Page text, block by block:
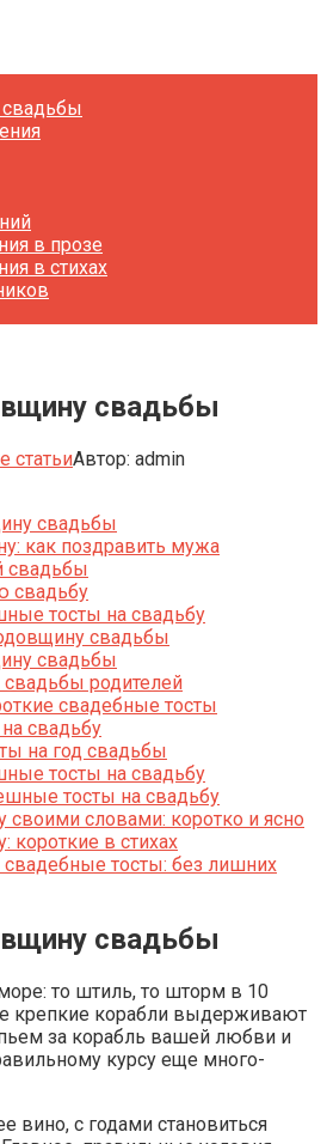
в прозе
в стихах
свадьбы
статьиАвтор: admin
свадьбы
как поздравить мужа
свадьбы
свадьбу
тосты на свадьбу
свадьбы
свадьбы
родителей
свадебные тосты
свадьбу
на год свадьбы
тосты на свадьбу
тосты на свадьбу
своими словами: коротко и ясно
короткие в стихах
тосты: без лишних
свадьбы
то штиль, то шторм в 10
крепкие корабли выдерживают
за корабль вашей любви и
курсу еще много-
вино, с годами становиться